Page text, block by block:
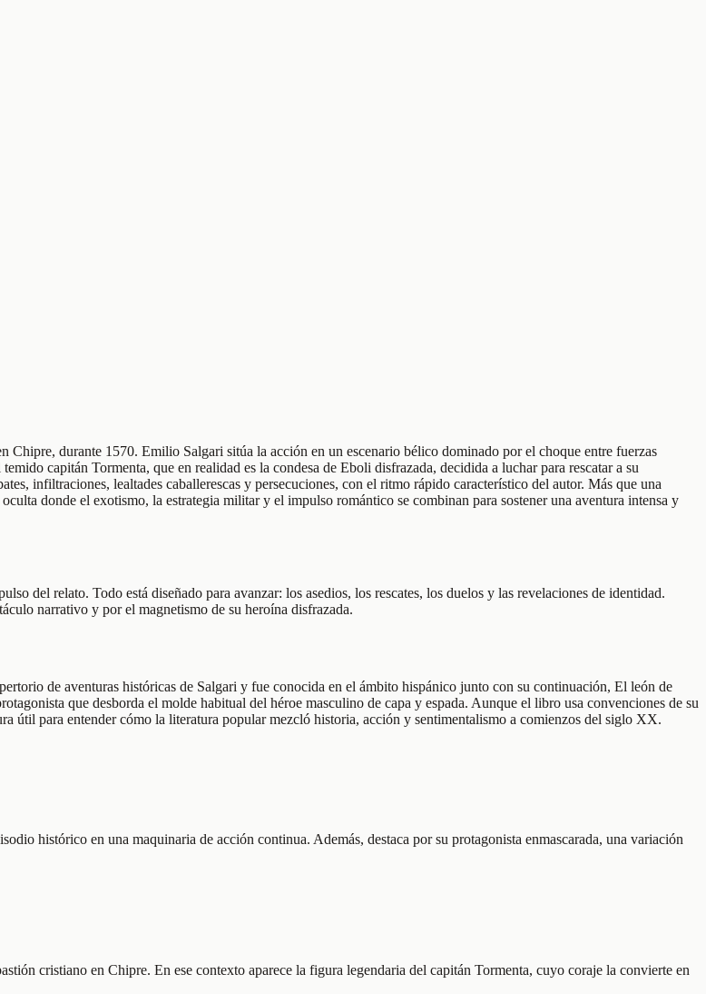
Chipre, durante 1570. Emilio Salgari sitúa la acción en un escenario bélico dominado por el choque entre fuerzas
capitán Tormenta, que en realidad es la condesa de Eboli disfrazada, decidida a luchar para rescatar a su
infiltraciones, lealtades caballerescas y persecuciones, con el ritmo rápido característico del autor. Más que una
donde el exotismo, la estrategia militar y el impulso romántico se combinan para sostener una aventura intensa y
del relato. Todo está diseñado para avanzar: los asedios, los rescates, los duelos y las revelaciones de identidad.
narrativo y por el magnetismo de su heroína disfrazada.
de aventuras históricas de Salgari y fue conocida en el ámbito hispánico junto con su continuación, El león de
que desborda el molde habitual del héroe masculino de capa y espada. Aunque el libro usa convenciones de su
útil para entender cómo la literatura popular mezcló historia, acción y sentimentalismo a comienzos del siglo XX.
histórico en una maquinaria de acción continua. Además, destaca por su protagonista enmascarada, una variación
cristiano en Chipre. En ese contexto aparece la figura legendaria del capitán Tormenta, cuyo coraje la convierte en